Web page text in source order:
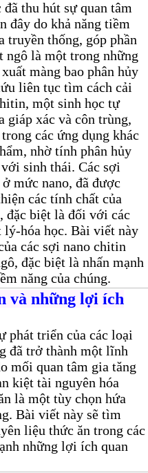
thu hút sự quan tâm
đây do khả năng tiềm
truyền thống, góp phần
là một trong những
màng bao phân hủy
liên tục tìm cách cải
một sinh học tự
giáp xác và côn trùng,
các ứng dụng khác
nhờ tính phân hủy
sinh thái. Các sợi
mức nano, đã được
các tính chất của
đặc biệt là đối với các
lý-hóa học. Bài viết này
các sợi nano chitin
đặc biệt là nhấn mạnh
năng của chúng.
và những lợi ích
phát triển của các loại
đã trở thành một lĩnh
mối quan tâm gia tăng
kiệt tài nguyên hóa
là một tùy chọn hứa
Bài viết này sẽ tìm
liệu thức ăn trong các
những lợi ích quan